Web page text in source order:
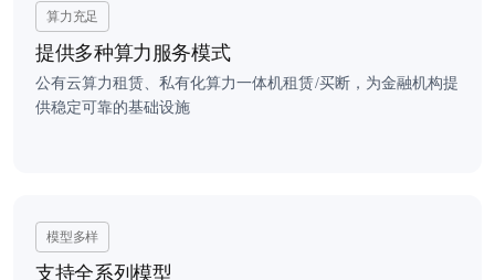
算力充足
提供多种算力服务模式
公有云算力租赁、私有化算力一体机租赁/买断，为金融机构提
供稳定可靠的基础设施
模型多样
支持全系列模型